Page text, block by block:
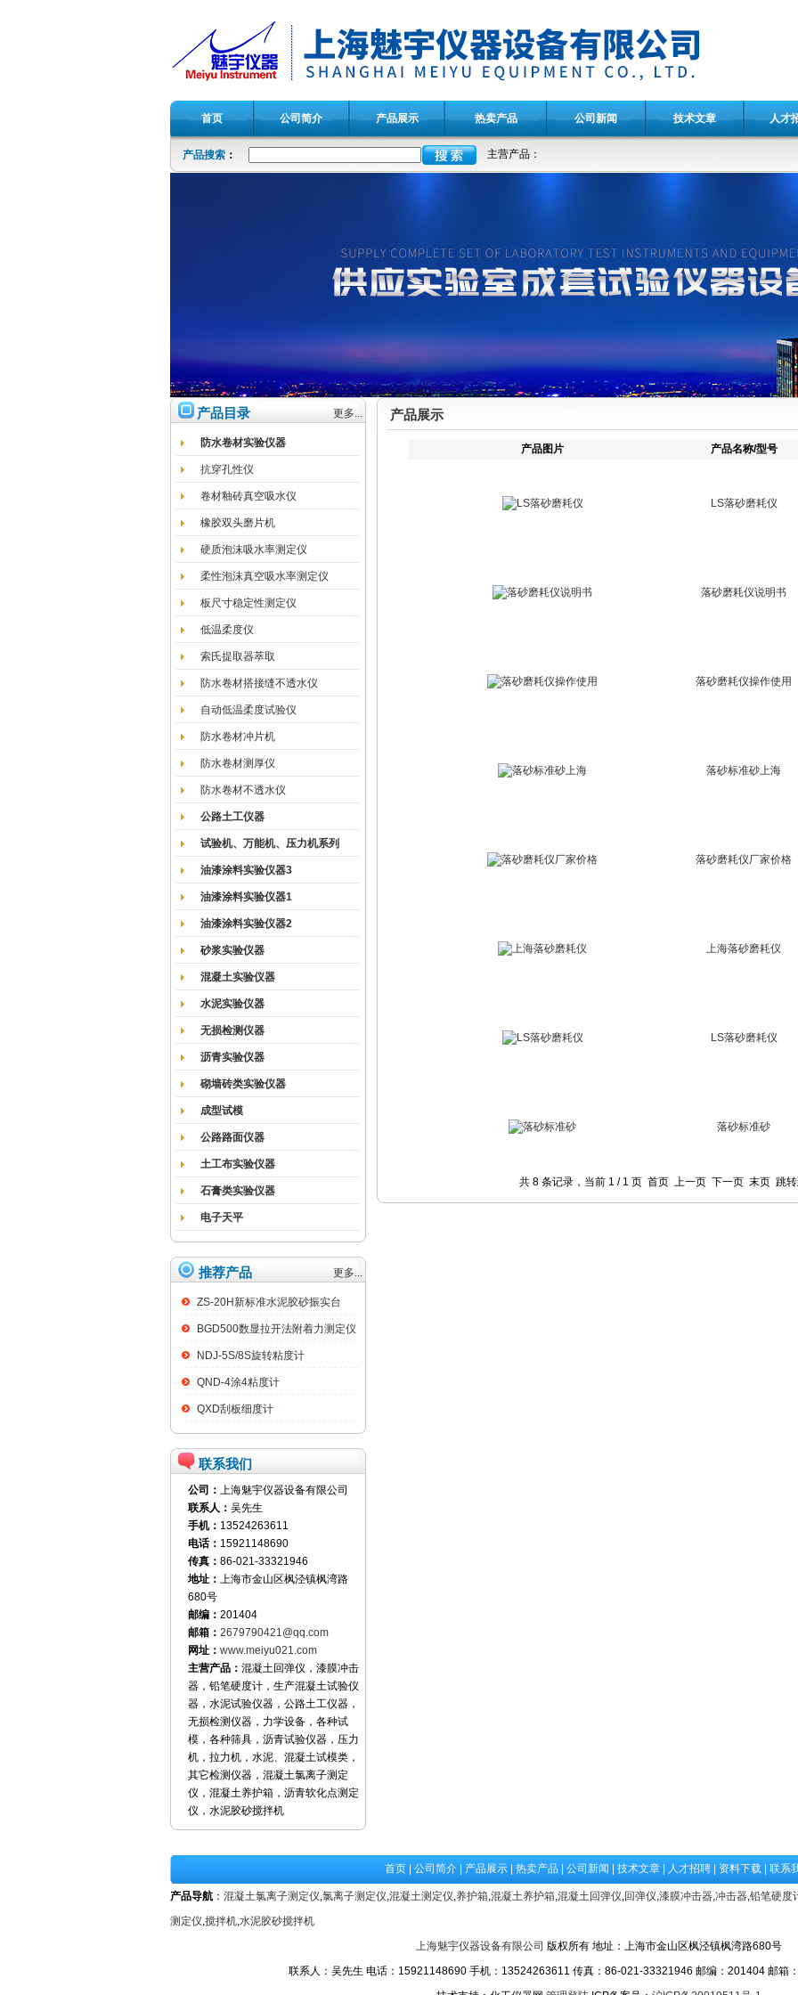
首页 公司简介 产品展示 热卖产品 公司新闻 技术文章 人才
产品搜索 ： 主营产品：
产品目录 更多...
防水卷材实验仪器
抗穿孔性仪
卷材釉砖真空吸水仪
橡胶双头磨片机
硬质泡沫吸水率测定仪
柔性泡沫真空吸水率测定仪
板尺寸稳定性测定仪
低温柔度仪
索氏提取器萃取
防水卷材搭接缝不透水仪
自动低温柔度试验仪
防水卷材冲片机
防水卷材测厚仪
防水卷材不透水仪
公路土工仪器
试验机、万能机、压力机系列
油漆涂料实验仪器3
油漆涂料实验仪器1
油漆涂料实验仪器2
砂浆实验仪器
混凝土实验仪器
水泥实验仪器
无损检测仪器
沥青实验仪器
砌墙砖类实验仪器
成型试模
公路路面仪器
土工布实验仪器
石膏类实验仪器
电子天平
推荐产品 更多...
ZS-20H新标准水泥胶砂振实台
BGD500数显拉开法附着力测定仪
NDJ-5S/8S旋转粘度计
QND-4涂4粘度计
QXD刮板细度计
联系我们
公司： 上海魅宇仪器设备有限公司
联系人： 吴先生
手机： 13524263611
电话： 15921148690
传真： 86-021-33321946
地址： 上海市金山区枫泾镇枫湾路
680号
邮编： 201404
邮箱： 2679790421@qq.com
网址： www.meiyu021.com
主营产品： 混凝土回弹仪，漆膜冲击
器，铅笔硬度计，生产混凝土试验仪
器，水泥试验仪器，公路土工仪器，
无损检测仪器，力学设备，各种试
模，各种筛具，沥青试验仪器，压力
机，拉力机，水泥、混凝土试模类，
其它检测仪器，混凝土氯离子测定
仪，混凝土养护箱，沥青软化点测定
仪，水泥胶砂搅拌机
产品展示
产品图片 产品名称/型号
LS落砂磨耗仪
落砂磨耗仪说明书
落砂磨耗仪操作使用
落砂标准砂上海
落砂磨耗仪厂家价格
上海落砂磨耗仪
LS落砂磨耗仪
落砂标准砂
共 8 条记录，当前 1 / 1 页 首页 上一页 下一页 末页 跳
首页 公司简介 产品展示 热卖产品 公司新闻 技术文章 人才招聘 资料下载 联系
产品导航 ： 混凝土氯离子测定仪,氯离子测定仪,混凝土测定仪,养护箱,混凝土养护箱,混凝土回弹仪,回弹仪,漆膜冲击器,冲击器,铅笔硬度
测定仪,搅拌机,水泥胶砂搅拌机
上海魅宇仪器设备有限公司 版权所有 地址：上海市金山区枫泾镇枫湾路680号
联系人：吴先生 电话：15921148690 手机：13524263611 传真：86-021-33321946 邮编：201404 邮箱